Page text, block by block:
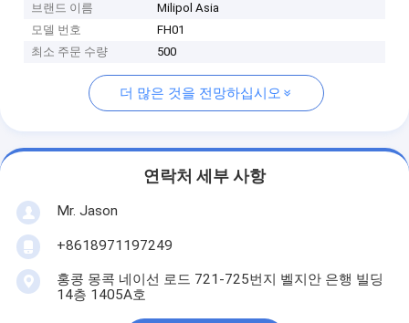
브랜드 이름
Milipol Asia
모델 번호
FH01
최소 주문 수량
500
더 많은 것을 전망하십시오
연락처 세부 사항
Mr. Jason
+8618971197249
홍콩 몽콕 네이선 로드 721-725번지 벨지안 은행 빌딩
14층 1405A호